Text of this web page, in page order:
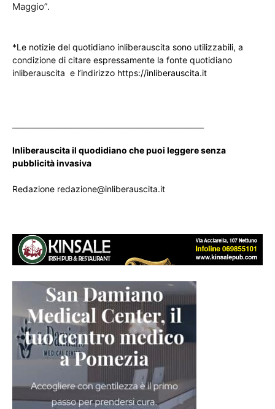
Maggio”.
*Le notizie del quotidiano inliberauscita sono utilizzabili, a
condizione di citare espressamente la fonte quotidiano
inliberauscita e l’indirizzo https://inliberauscita.it
Inliberauscita il quodidiano che puoi leggere senza
pubblicità invasiva
Redazione redazione@inliberauscita.it